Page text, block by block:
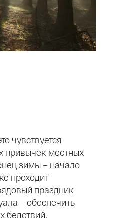
чувствуется
привычек местных
зимы – начало
проходит
праздник
– обеспечить
бедствий.